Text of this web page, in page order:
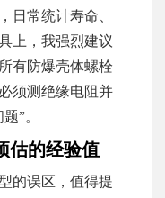
日常统计寿命、
上，我强烈建议
有防爆壳体螺栓
须测绝缘电阻并
”。
估的经验值
的误区，值得提